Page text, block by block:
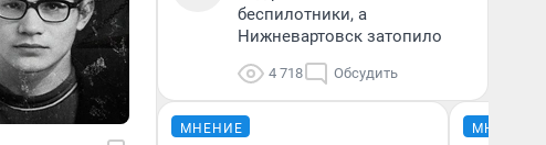
беспилотники, а
Нижневартовск затопило
4 718 Обсудить
МНЕНИЕ МНЕНИЕ